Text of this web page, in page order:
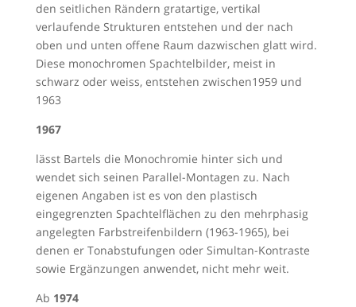
den seitlichen Rändern gratartige, vertikal
verlaufende Strukturen entstehen und der nach
oben und unten offene Raum dazwischen glatt wird.
Diese monochromen Spachtelbilder, meist in
schwarz oder weiss, entstehen zwischen1959 und
1963
1967
lässt Bartels die Monochromie hinter sich und
wendet sich seinen Parallel-Montagen zu. Nach
eigenen Angaben ist es von den plastisch
eingegrenzten Spachtelflächen zu den mehrphasig
angelegten Farbstreifenbildern (1963-1965), bei
denen er Tonabstufungen oder Simultan-Kontraste
sowie Ergänzungen anwendet, nicht mehr weit.
Ab 1974